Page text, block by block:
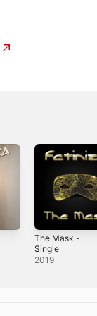
The Mask -
Single
2019